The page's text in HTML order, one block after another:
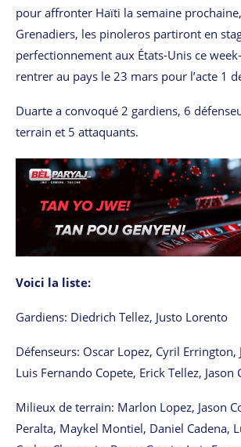
pour affronter Haïti la semaine
Grenadiers, les pinoleros partiront en
perfectionnement aux États-Unis ce
rentrer au pays le 23 mars pour l’acte 1
Duarte a convoqué 2 gardiens, 6
terrain et 5 attaquants.
Voici la liste:
Gardiens: Diedrich Tellez, Justo Lorento
Défenseurs: Oscar Lopez, Cyril Errington,
Luis Fernando Copete, Erick Tellez, Jason
Milieux de terrain: Marlon Lopez, Jason
Peralta, Maykel Montiel, Daniel Cadena,